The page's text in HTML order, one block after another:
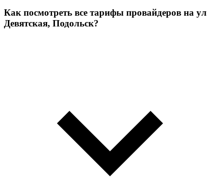
Как посмотреть все тарифы провайдеров на ул
Девятская, Подольск?